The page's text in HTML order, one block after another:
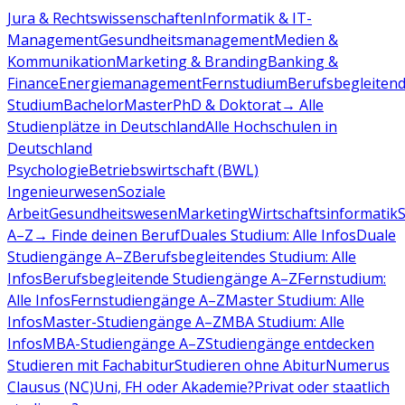
Jura & RechtswissenschaftenInformatik & IT-
ManagementGesundheitsmanagementMedien &
KommunikationMarketing & BrandingBanking &
FinanceEnergiemanagementFernstudiumBerufsbegleitend
StudiumBachelorMasterPhD & Doktorat→ Alle
Studienplätze in DeutschlandAlle Hochschulen in
Deutschland
PsychologieBetriebswirtschaft (BWL)
IngenieurwesenSoziale
ArbeitGesundheitswesenMarketingWirtschaftsinformatik
A–Z→ Finde deinen BerufDuales Studium: Alle InfosDuale
Studiengänge A–ZBerufsbegleitendes Studium: Alle
InfosBerufsbegleitende Studiengänge A–ZFernstudium:
Alle InfosFernstudiengänge A–ZMaster Studium: Alle
InfosMaster-Studiengänge A–ZMBA Studium: Alle
InfosMBA-Studiengänge A–ZStudiengänge entdecken
Studieren mit FachabiturStudieren ohne AbiturNumerus
Clausus (NC)Uni, FH oder Akademie?Privat oder staatlich